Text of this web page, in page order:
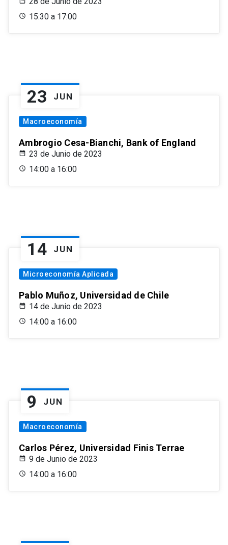
15:30 a 17:00
23 JUN
Macroeconomía
Ambrogio Cesa-Bianchi, Bank of England
23 de Junio de 2023
14:00 a 16:00
14 JUN
Microeconomía Aplicada
Pablo Muñoz, Universidad de Chile
14 de Junio de 2023
14:00 a 16:00
9 JUN
Macroeconomía
Carlos Pérez, Universidad Finis Terrae
9 de Junio de 2023
14:00 a 16:00